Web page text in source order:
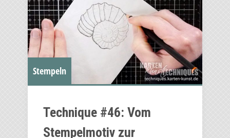
Stempeln
Technique #46: Vom
Stempelmotiv zur